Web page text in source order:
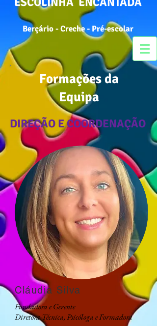
Berçário - Creche - Pré-escolar
Formações da
Equipa
DIREÇÃO E COORDENAÇÃO
Cláudia Silva
Fundadora e Gerente
Diretora Técnica, Psicóloga e Formadora